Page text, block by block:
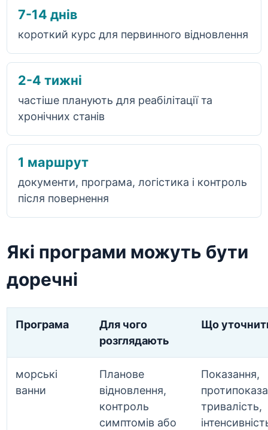
7-14 днів
короткий курс для первинного відновлення
2-4 тижні
частіше планують для реабілітації та
хронічних станів
1 маршрут
документи, програма, логістика і контроль
після повернення
Які програми можуть бути
доречні
Програма
Для чого
розглядають
Що
морські
ванни
Планове
відновлення,
контроль
симптомів або
Показання,
тривалість,